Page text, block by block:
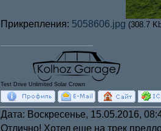
Прикрепления: 5058606.jpg (308.7
Test Drive Unlimited Solar Crown
Дата: Воскресенье, 15.05.2016,
Отлично! Хотел еще на трек